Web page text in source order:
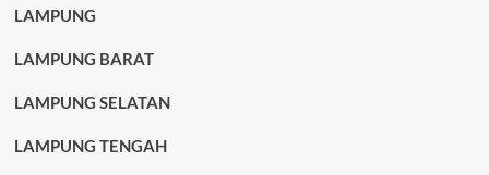
LAMPUNG
LAMPUNG BARAT
LAMPUNG SELATAN
LAMPUNG TENGAH